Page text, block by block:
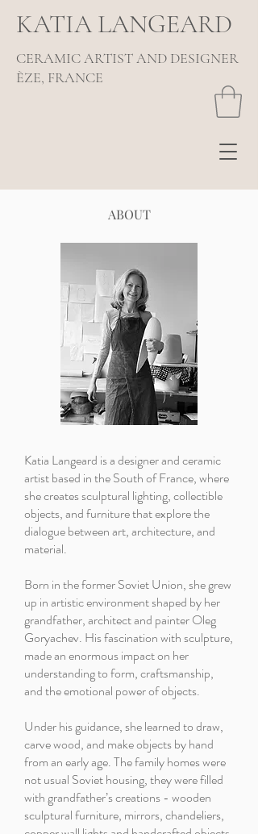
KATIA LANGEARD
CERAMIC ARTIST AND DESIGNER
ÈZE, FRANCE
ABOUT
Katia Langeard is a designer and ceramic
artist based in the South of France, where
she creates sculptural lighting, collectible
objects, and furniture that explore the
dialogue between art, architecture, and
material.
Born in the former Soviet Union, she grew
up in artistic environment shaped by her
grandfather, architect and painter Oleg
Goryachev. His fascination with sculpture,
made an enormous impact on her
understanding to form, craftsmanship,
and the emotional power of objects.
Under his guidance, she learned to draw,
carve wood, and make objects by hand
from an early age. The family homes were
not usual Soviet housing, they were filled
with grandfather’s creations - wooden
sculptural furniture, mirrors, chandeliers,